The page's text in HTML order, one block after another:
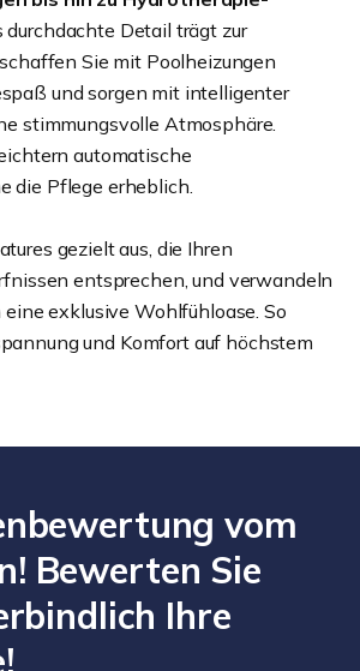
durchdachte Detail trägt zur
Sie mit Poolheizungen
und sorgen mit intelligenter
stimmungsvolle Atmosphäre.
automatische
die Pflege erheblich.
gezielt aus, die Ihren
entsprechen, und verwandeln
exklusive Wohlfühloase. So
und Komfort auf höchstem
vom
Bewerten Sie
Ihre